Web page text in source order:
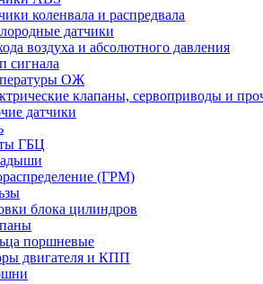
коленвала и распредвала
датчики
воздуха и абсолютного давления
сигнала
ОЖ
клапаны, сервоприводы и
датчики
ГБЦ
(ГРМ)
блока цилиндров
поршневые
двигателя и КПП